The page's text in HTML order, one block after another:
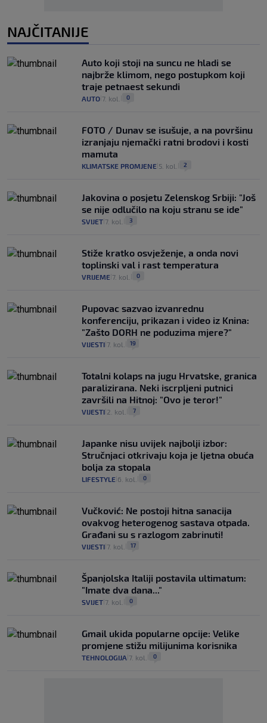
NAJČITANIJE
Auto koji stoji na suncu ne hladi se
najbrže klimom, nego postupkom koji
traje petnaest sekundi
AUTO 7. kol. 0
FOTO / Dunav se isušuje, a na površinu
izranjaju njemački ratni brodovi i kosti
mamuta
KLIMATSKE PROMJENE 5. kol. 2
Jakovina o posjetu Zelenskog Srbiji: "Još
se nije odlučilo na koju stranu se ide"
SVIJET 7. kol. 3
Stiže kratko osvježenje, a onda novi
toplinski val i rast temperatura
VRIJEME 7. kol. 0
Pupovac sazvao izvanrednu
konferenciju, prikazan i video iz Knina:
"Zašto DORH ne poduzima mjere?"
VIJESTI 7. kol. 19
Totalni kolaps na jugu Hrvatske, granica
paralizirana. Neki iscrpljeni putnici
završili na Hitnoj: "Ovo je teror!"
VIJESTI 2. kol. 7
Japanke nisu uvijek najbolji izbor:
Stručnjaci otkrivaju koja je ljetna obuća
bolja za stopala
LIFESTYLE 6. kol. 0
Vučković: Ne postoji hitna sanacija
ovakvog heterogenog sastava otpada.
Građani su s razlogom zabrinuti!
VIJESTI 7. kol. 17
Španjolska Italiji postavila ultimatum:
"Imate dva dana..."
SVIJET 7. kol. 0
Gmail ukida popularne opcije: Velike
promjene stižu milijunima korisnika
TEHNOLOGIJA 7. kol. 0